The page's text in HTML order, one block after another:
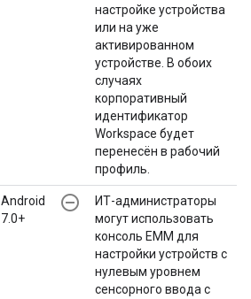
настройке устройства
или на уже
активированном
устройстве. В обоих
случаях
корпоративный
идентификатор
Workspace будет
перенесён в рабочий
профиль.
Android
7.0+
remove_circle_outline
ИТ-администраторы
могут использовать
консоль EMM для
настройки устройств с
нулевым уровнем
сенсорного ввода с